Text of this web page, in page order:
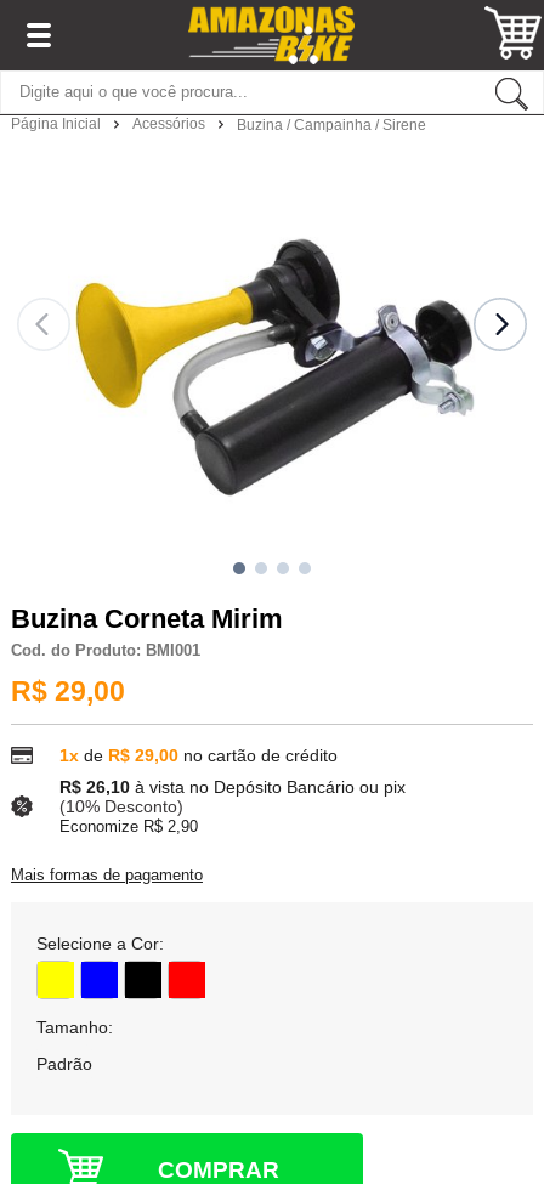
Página Inicial Acessórios Buzina / Campainha / Sirene
Buzina Corneta Mirim
Cod. do Produto: BMI001
R$ 29,00
1xde R$ 29,00 no cartão de crédito
R$ 26,10 à vista no Depósito Bancário ou pix
(10% Desconto)
Economize R$ 2,90
Mais formas de pagamento
Selecione a Cor:
Tamanho:
Padrão
COMPRAR